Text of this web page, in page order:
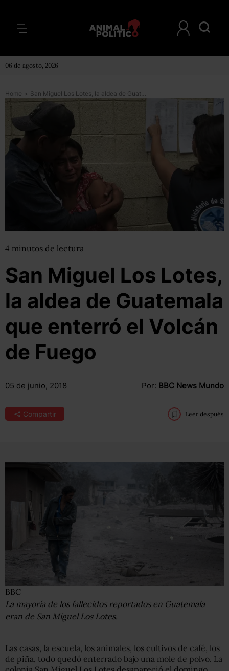
06 de agosto, 2026
Home > San Miguel Los Lotes, la aldea de Guatemala que enterró el Volcán de Fuego
4 minutos de lectura
San Miguel Los Lotes,
la aldea de Guatemala
que enterró el Volcán
de Fuego
05 de junio, 2018 Por: BBC News Mundo
Compartir Leer después
BBC
La mayoría de los fallecidos reportados en Guatemala
eran de San Miguel Los Lotes.
Las casas, la escuela, los animales, los cultivos de café, los
de piña, todo quedó enterrado bajo una mole de polvo. La